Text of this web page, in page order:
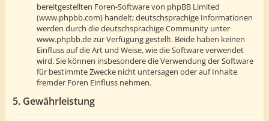
bereitgestellten Foren-Software von phpBB Limited
(www.phpbb.com) handelt; deutschsprachige Informationen
werden durch die deutschsprachige Community unter
www.phpbb.de zur Verfügung gestellt. Beide haben keinen
Einfluss auf die Art und Weise, wie die Software verwendet
wird. Sie können insbesondere die Verwendung der Software
für bestimmte Zwecke nicht untersagen oder auf Inhalte
fremder Foren Einfluss nehmen.
5. Gewährleistung